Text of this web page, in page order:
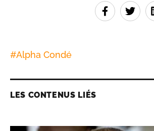
#Alpha Condé
LES CONTENUS LIÉS